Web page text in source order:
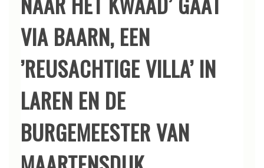
VIA BAARN, EEN
’REUSACHTIGE VILLA’ IN
LAREN EN DE
BURGEMEESTER VAN